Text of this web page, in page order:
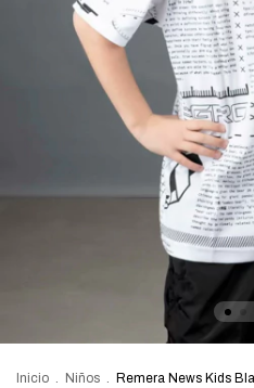
Inicio . Niños . Remera News Kids